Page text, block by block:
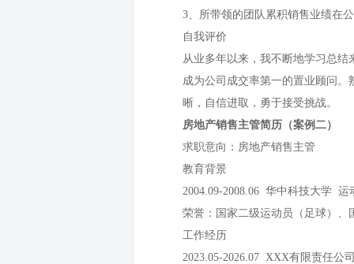
3、所带领的团队累积销售业绩在
自我评价
从业多年以来，我不断地学习总
成为公司成交率第一的置业顾问
晰，自信进取，勇于接受挑战。
房地产销售主管简历（案例二）
求职意向：房地产销售主管
教育背景
2004.09-2008.06 华中科技大学
荣誉：国家二级运动员（足球）
工作经历
2023.05-2026.07 XXX有限责任公